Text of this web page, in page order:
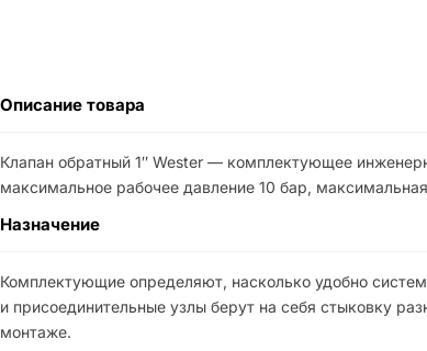
Описание товара
Клапан обратный 1″ Wester — комплектующее
максимальное рабочее давление 10 бар,
Назначение
Комплектующие определяют, насколько удобно
и присоединительные узлы берут на себя стыковку
монтаже.